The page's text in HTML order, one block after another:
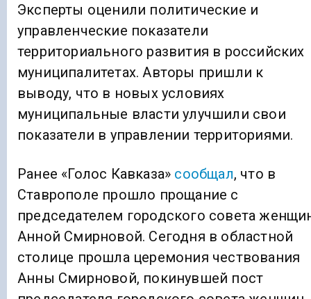
Эксперты оценили политические и
управленческие показатели
территориального развития в российских
муниципалитетах. Авторы пришли к
выводу, что в новых условиях
муниципальные власти улучшили свои
показатели в управлении территориями.
Ранее «Голос Кавказа» сообщал, что в
Ставрополе прошло прощание с
председателем городского совета
Анной Смирновой. Сегодня в областной
столице прошла церемония чествования
Анны Смирновой, покинувшей пост